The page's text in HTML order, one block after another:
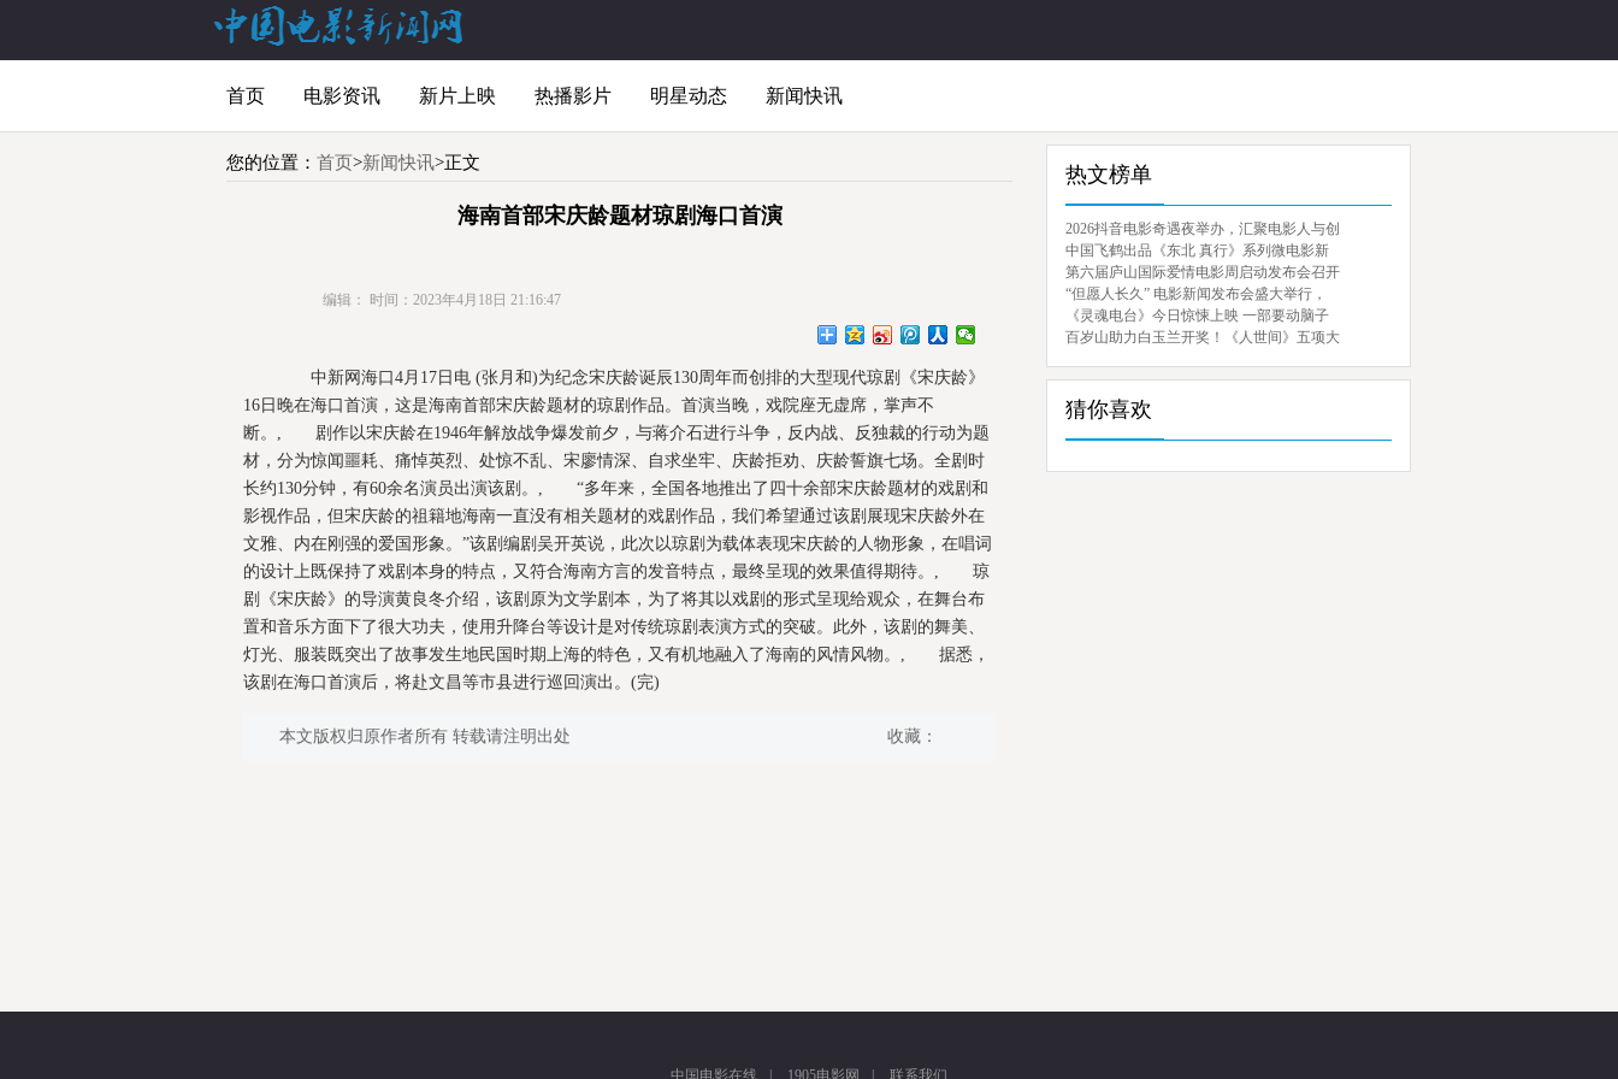
首页 电影资讯 新片上映 热播影片 明星动态 新闻快讯
您的位置： 首页>新闻快讯>正文
海南首部宋庆龄题材琼剧海口首演
编辑： 时间：2023年4月18日 21:16:47
中新网海口4月17日电 (张月和)为纪念宋庆龄诞辰130周年而创排的大型现代琼剧《宋庆龄》
16日晚在海口首演，这是海南首部宋庆龄题材的琼剧作品。首演当晚，戏院座无虚席，掌声不
断。, 剧作以宋庆龄在1946年解放战争爆发前夕，与蒋介石进行斗争，反内战、反独裁的行动为题
材，分为惊闻噩耗、痛悼英烈、处惊不乱、宋廖情深、自求坐牢、庆龄拒劝、庆龄誓旗七场。全剧时
长约130分钟，有60余名演员出演该剧。, “多年来，全国各地推出了四十余部宋庆龄题材的戏剧和
影视作品，但宋庆龄的祖籍地海南一直没有相关题材的戏剧作品，我们希望通过该剧展现宋庆龄外在
文雅、内在刚强的爱国形象。”该剧编剧吴开英说，此次以琼剧为载体表现宋庆龄的人物形象，在唱词
的设计上既保持了戏剧本身的特点，又符合海南方言的发音特点，最终呈现的效果值得期待。, 琼
剧《宋庆龄》的导演黄良冬介绍，该剧原为文学剧本，为了将其以戏剧的形式呈现给观众，在舞台布
置和音乐方面下了很大功夫，使用升降台等设计是对传统琼剧表演方式的突破。此外，该剧的舞美、
灯光、服装既突出了故事发生地民国时期上海的特色，又有机地融入了海南的风情风物。, 据悉，
该剧在海口首演后，将赴文昌等市县进行巡回演出。(完)
本文版权归原作者所有 转载请注明出处 收藏：
热文榜单
2026抖音电影奇遇夜举办，汇聚电影人与创
中国飞鹤出品《东北 真行》系列微电影新
第六届庐山国际爱情电影周启动发布会召开
“但愿人长久” 电影新闻发布会盛大举行，
《灵魂电台》今日惊悚上映 一部要动脑子
百岁山助力白玉兰开奖！《人世间》五项大
猜你喜欢
中国电影在线 1905电影网 联系我们